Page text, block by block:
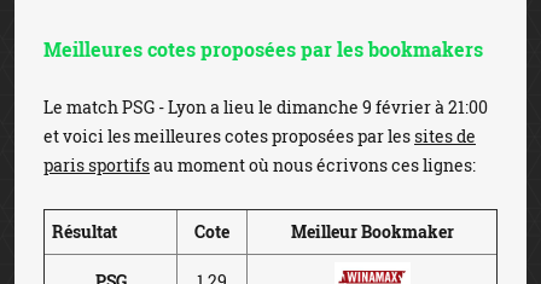
Meilleures cotes proposées par les bookmakers
Le match PSG - Lyon a lieu le dimanche 9 février à 21:00
et voici les meilleures cotes proposées par lessites de
paris sportifsau moment où nous écrivons ces lignes:
Résultat Cote Meilleur Bookmaker